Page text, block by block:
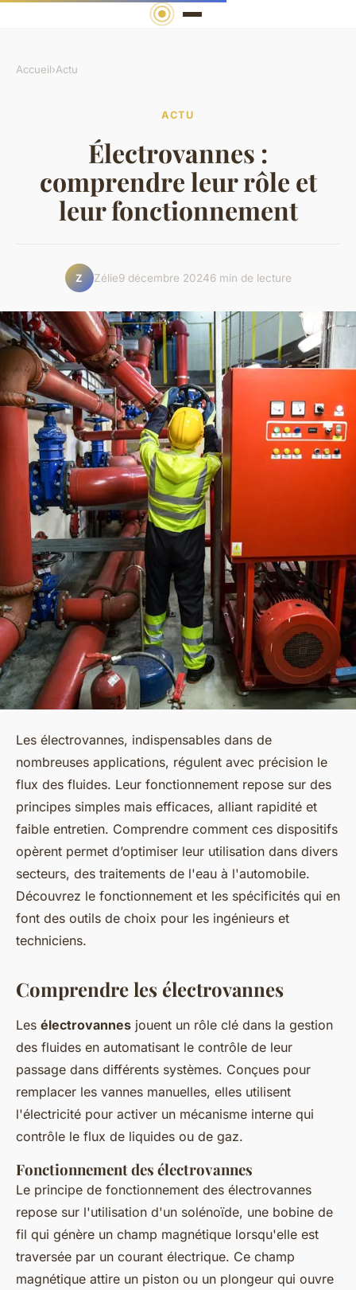
Accueil›Actu
ACTU
Électrovannes :
comprendre leur rôle et
leur fonctionnement
Z Zélie9 décembre 20246 min de lecture
Les électrovannes, indispensables dans de
nombreuses applications, régulent avec précision le
flux des fluides. Leur fonctionnement repose sur des
principes simples mais efficaces, alliant rapidité et
faible entretien. Comprendre comment ces dispositifs
opèrent permet d’optimiser leur utilisation dans divers
secteurs, des traitements de l'eau à l'automobile.
Découvrez le fonctionnement et les spécificités qui en
font des outils de choix pour les ingénieurs et
techniciens.
Comprendre les électrovannes
Les électrovannes jouent un rôle clé dans la gestion
des fluides en automatisant le contrôle de leur
passage dans différents systèmes. Conçues pour
remplacer les vannes manuelles, elles utilisent
l'électricité pour activer un mécanisme interne qui
contrôle le flux de liquides ou de gaz.
Fonctionnement des électrovannes
Le principe de fonctionnement des électrovannes
repose sur l'utilisation d'un solénoïde, une bobine de
fil qui génère un champ magnétique lorsqu'elle est
traversée par un courant électrique. Ce champ
magnétique attire un piston ou un plongeur qui ouvre